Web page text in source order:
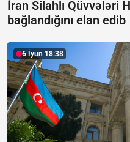
İran Silahlı Qüvvələri
bağlandığını elan edib
6 İyun 18:38